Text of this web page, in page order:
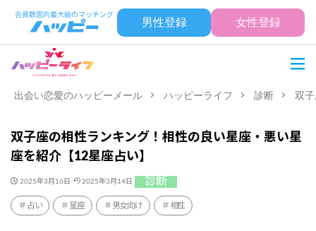
男性登録 女性登録
出会い恋愛のハッピーメール ハッピーライフ 診断 双
双子座の相性ランキング！相性の良い星座・悪い星
座を紹介【12星座占い】
2025年3月16日 2025年3月14日 診断
占い 星座 男女向け 相性